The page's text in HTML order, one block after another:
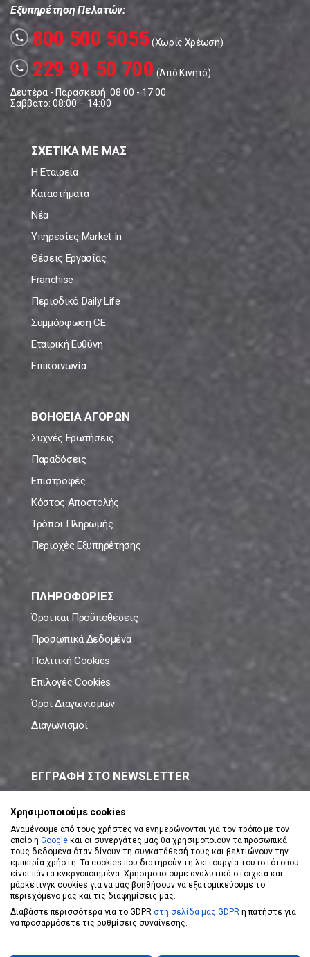
Εξυπηρέτηση Πελατών:
call 800 500 5055(Χωρίς Χρέωση)
call 229 91 50 700 (Από Κινητό)
Δευτέρα - Παρασκευή: 08:00 - 17:00
Σάββατο: 08:00 – 14:00
ΣΧΕΤΙΚΑ ΜΕ ΜΑΣ
Η Εταιρεία
Καταστήματα
Νέα
Υπηρεσίες Market In
Θέσεις Εργασίας
Franchise
Περιοδικό Daily Life
Συμμόρφωση CE
Εταιρική Ευθύνη
Επικοινωνία
ΒΟΗΘΕΙΑ ΑΓΟΡΩΝ
Συχνές Ερωτήσεις
Παραδόσεις
Επιστροφές
Κόστος Αποστολής
Τρόποι Πληρωμής
Περιοχές Εξυπηρέτησης
ΠΛΗΡΟΦΟΡΙΕΣ
Όροι και Προϋποθέσεις
Προσωπικά Δεδομένα
Πολιτική Cookies
Επιλογές Cookies
Όροι Διαγωνισμών
Διαγωνισμοί
ΕΓΓΡΑΦΗ ΣΤΟ NEWSLETTER
ΕΓΓΡΑΦΗ ΣΤΟ NEWSLETTER
Αποδέχομαι τουςΌρους Χρήσης
Χρησιμοποιούμε cookies
Αναμένουμε από τους χρήστες να ενημερώνονται για τον τρόπο με τον
οποίο η Google και οι συνεργάτες μας θα χρησιμοποιούν τα προσωπικά
τους δεδομένα όταν δίνουν τη συγκατάθεσή τους και βελτιώνουν την
εμπειρία χρήστη. Τα cookies που διατηρούν τη λειτουργία του ιστότοπου
είναι πάντα ενεργοποιημένα. Χρησιμοποιούμε αναλυτικά στοιχεία και
μάρκετινγκ cookies για να μας βοηθήσουν να εξατομικεύουμε το
περιεχόμενο μας και τις διαφημίσεις μας.
Διαβάστε περισσότερα για το GDPR στη σελίδα μας GDPR ή πατήστε για
να προσαρμόσετε τις ρυθμίσεις συναίνεσης.